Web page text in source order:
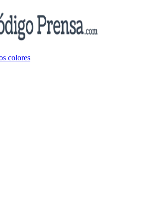
colores